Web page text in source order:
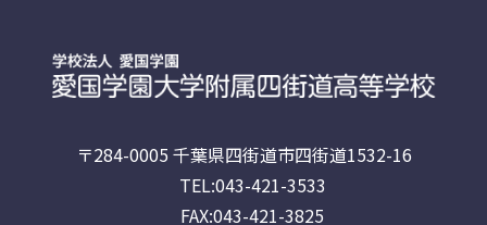
〒284-0005 千葉県四街道市四街道1532-16
TEL:043-421-3533
FAX:043-421-3825